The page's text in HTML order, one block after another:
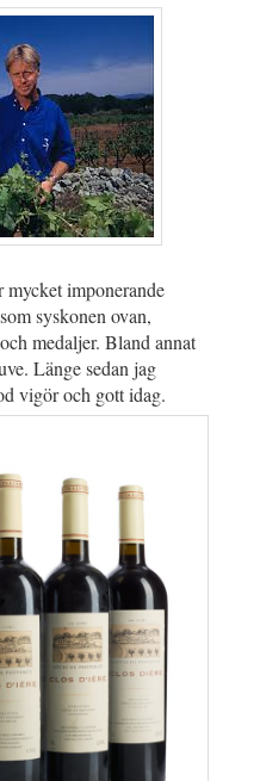
imponerande
syskonen ovan,
medaljer. Bland annat
Länge sedan jag
vigör och gott idag.